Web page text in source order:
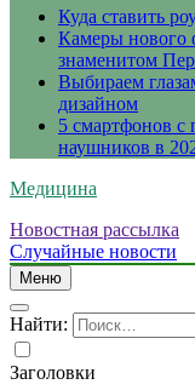
Куда ставить
Камеры нового
знаменитом
Выбираем
дизайном
5 смартфонов с
наушников в
Медицина
Новостная рассылка
Случайные новости
Меню
Найти:
Заголовки